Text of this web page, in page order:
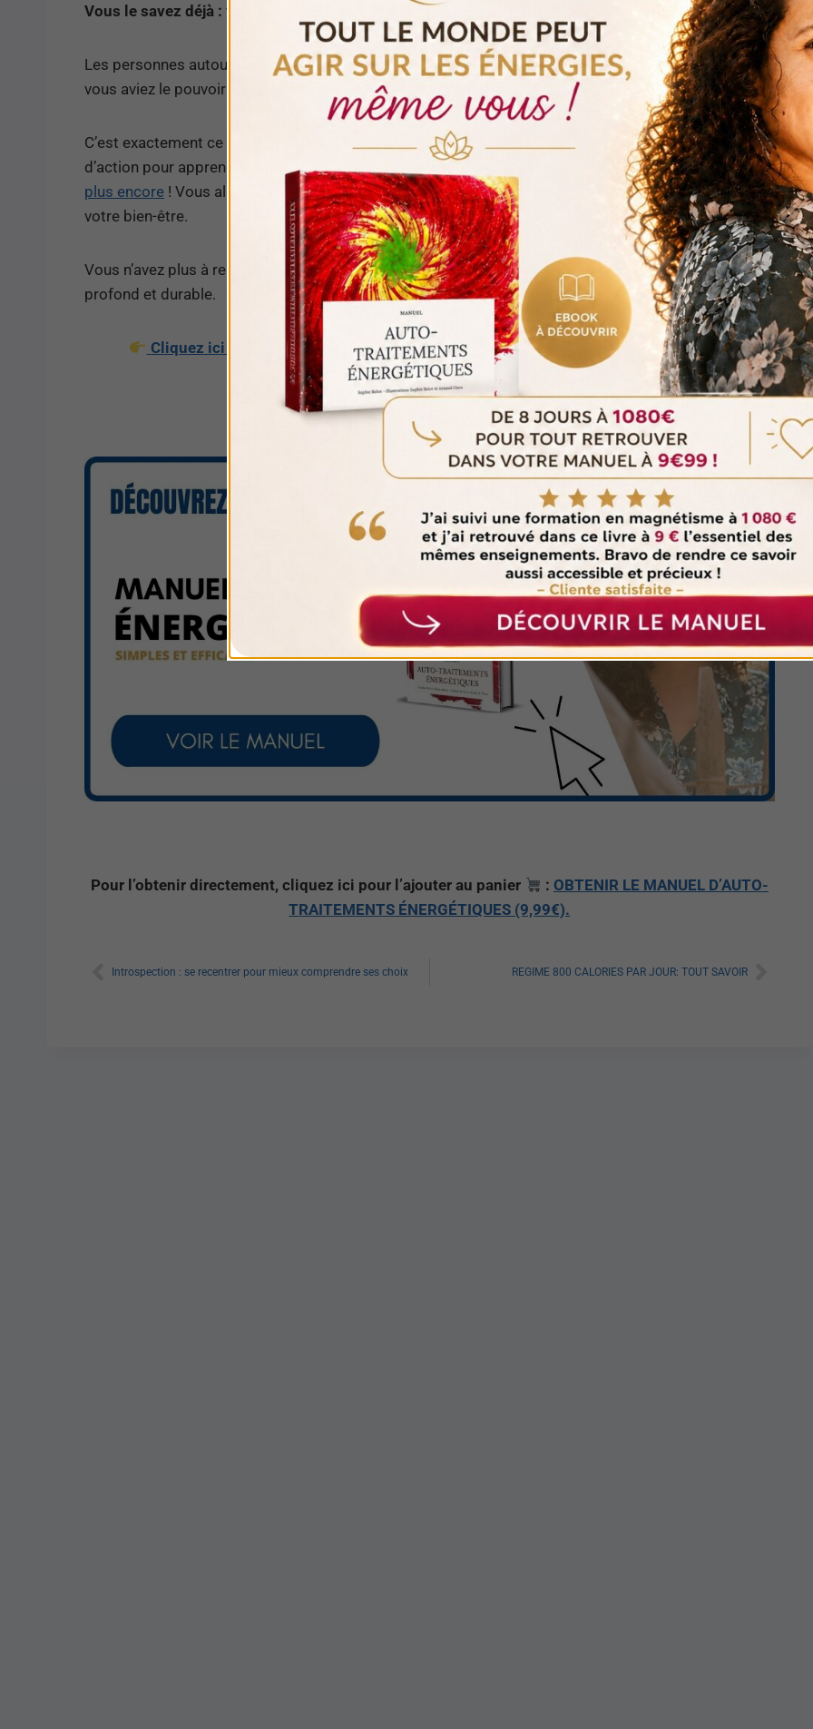
Vous le savez déjà : tout ce qui nous entoure est fait d’énergie.
Les personnes autour de nous, l’univers, chaque élément influence directement notre bien-être. Et si
vous aviez le pouvoir de manipuler ces énergies pour améliorer votre vie de manière radicale ?
C’est exactement ce que vous propose mon Manuel d’Auto-Traitements Énergétiques. C’est votre plan
d’action pour apprendre à
rééquilibrer et activer vos chakras, soulager une douleur localisée et bien
plus encore ! Vous allez enfin pouvoir agir sur les énergies qui vous entourent pour prendre en main
votre bien-être.
Vous n’avez plus à rester passif/ve. Chaque étape du manuel vous rapprochera d’un bien-être plus
profond et durable.
Cliquez ici pour en savoir plus sur cet ouvrage et commencer votre transformation
personnelle.
Pour l’obtenir directement, cliquez ici pour l’ajouter au panier : OBTENIR LE MANUEL D’AUTO-
TRAITEMENTS ÉNERGÉTIQUES (9,99€).
Introspection : se recentrer pour mieux comprendre ses choix REGIME 800 CALORIES PAR JOUR: TOUT SAVOIR